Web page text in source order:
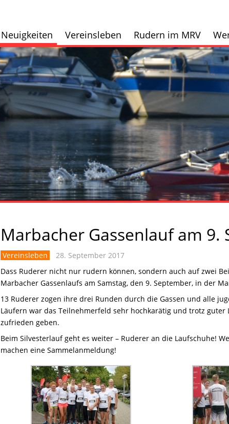
Neuigkeiten Vereinsleben Rudern im MRV
Marbacher Gassenlauf am 9.
Vereinsleben
28. September 2017
Dass Ruderer nicht nur rudern können, sondern auch auf zwei
Marbacher Gassenlaufs am Samstag, den 9. September, in der
13 Ruderer zogen ihre drei Runden durch die Gassen und alle
Läufern war das Teilnehmerfeld sehr hochkarätig und trotz
zufrieden geben.
Beim Silvesterlauf geht es weiter – Ruderer an die Laufschuhe!
machen eine Sammelanmeldung!